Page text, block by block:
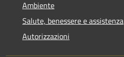
Ambiente
Salute, benessere e assistenza
Autorizzazioni